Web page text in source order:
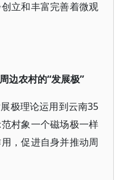
立和丰富完善着微观
边农村的“发展极”
极理论运用到云南35
村象一个磁场极一样
，促进自身并推动周